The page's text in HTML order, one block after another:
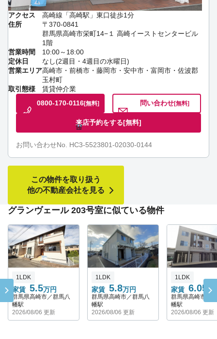
アクセス
高崎線「高崎駅」東口徒歩1分
住所
〒370-0841
群馬県高崎市栄町14−１ 高崎イーストセンタービル
1階
営業時間
10:00～18:00
定休日
なし(2週目・4週目の水曜日)
営業エリア高崎市・前橋市・藤岡市・安中市・富岡市・佐波郡
玉村町
取引態様
賃貸仲介業
0800-170-0116[無料] 問い合わせ[無料]
来店予約をする[無料]
お問い合わせNo. HC3-5523801-02030-0144
この物件を取り扱う
他の不動産会社を見る
グランヴェール 203号室に似ている物件
家賃 5.5万円
1LDK
群馬県高崎市／群馬八
幡駅
2026/08/06 更新
家賃 5.8万円
1LDK
群馬県高崎市／群馬八
幡駅
2026/08/06 更新
家賃 6.05 万
1LDK
群馬県高崎市／
幡駅
2026/08/06 更新